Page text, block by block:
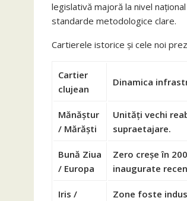
legislativă majoră la nivel
standarde metodologice clare.
Cartierele istorice și cele noi
Cartier
clujean
Dinamica
Mănăștur
/ Mărăști
Unități vechi
supraetajare.
Bună Ziua
/ Europa
Zero creșe în
inaugurate
Iris /
Zone foste